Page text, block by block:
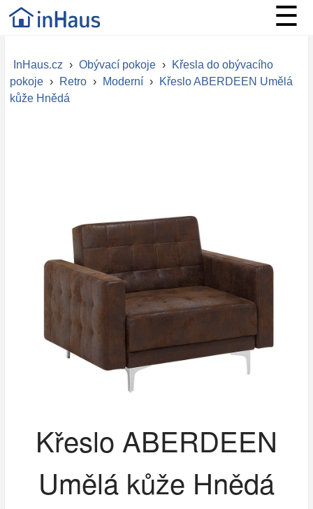
☰
InHaus.cz › Obývací pokoje ›
Křesla do obývacího
pokoje › Retro › Moderní ›
Křeslo ABERDEEN Umělá
kůže Hnědá
Křeslo ABERDEEN
Umělá kůže Hnědá